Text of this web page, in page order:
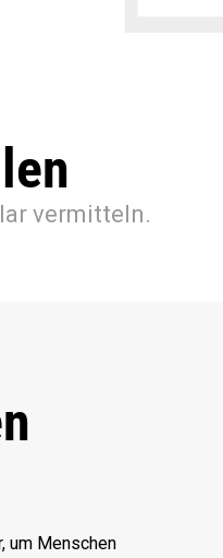
vermitteln.
um Menschen